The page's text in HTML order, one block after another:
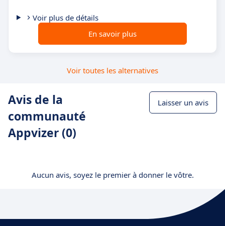
Voir plus de détails
En savoir plus
Voir toutes les alternatives
Avis de la
communauté
Appvizer (0)
Laisser un avis
Aucun avis, soyez le premier à donner le vôtre.